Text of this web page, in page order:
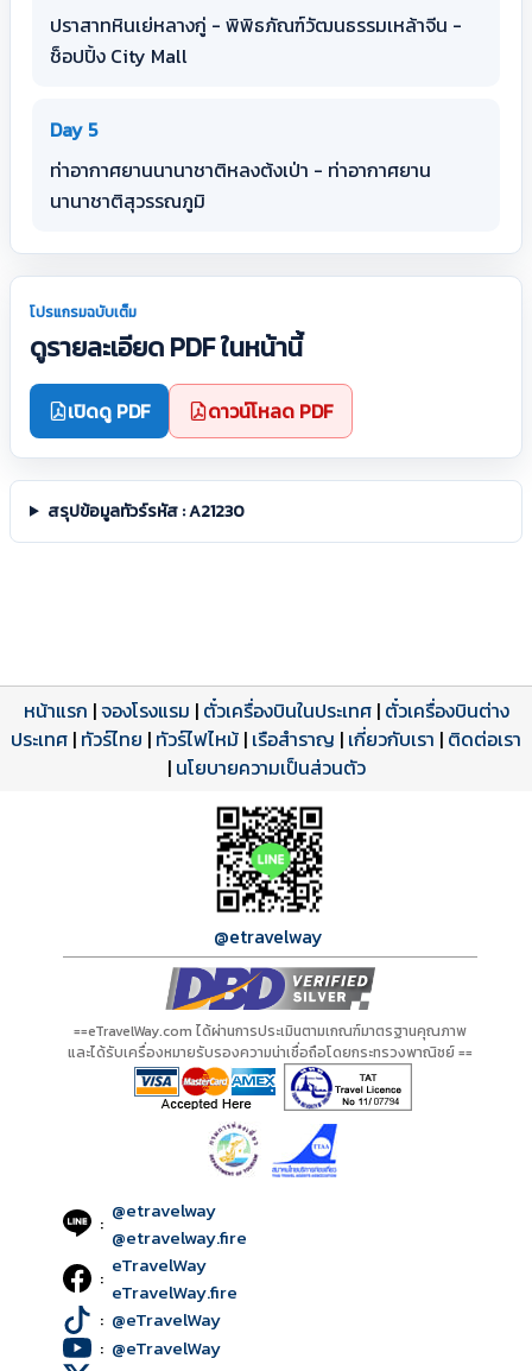
ปราสาทหินเย่หลางกู่ - พิพิธภัณฑ์วัฒนธรรมเหล้าจีน -
ช็อปปิ้ง City Mall
Day 5
ท่าอากาศยานนานาชาติหลงต้งเป่า - ท่าอากาศยาน
นานาชาติสุวรรณภูมิ
โปรแกรมฉบับเต็ม
ดูรายละเอียด PDF ในหน้านี้
เปิดดู PDF ดาวน์โหลด PDF
สรุปข้อมูลทัวร์รหัส : A21230
โปรแกรมทัวร์
ดาวน์โหลด PDF
รีวิวลูกค้าจริง
รีวิวจาก eTravelWay
เปิดหน้าเต็ม
ใบอนุญาตนำเที่ยว
เลขที่ 11/11450
เปิดหน้าเต็ม
หน้าแรก |จองโรงแรม | ตั๋วเครื่องบินในประเทศ| ตั๋วเครื่องบินต่าง
ประเทศ | ทัวร์ไทย | ทัวร์ไฟไหม้ | เรือสำราญ | เกี่ยวกับเรา | ติดต่อเรา
| นโยบายความเป็นส่วนตัว
@etravelway
==eTravelWay.com ได้ผ่านการประเมินตามเกณฑ์มาตรฐานคุณภาพ
และได้รับเครื่องหมายรับรองความน่าเชื่อถือโดยกระทรวงพาณิชย์ ==
: @etravelway
@etravelway.fire
: eTravelWay
eTravelWay.fire
: @eTravelWay
: @eTravelWay